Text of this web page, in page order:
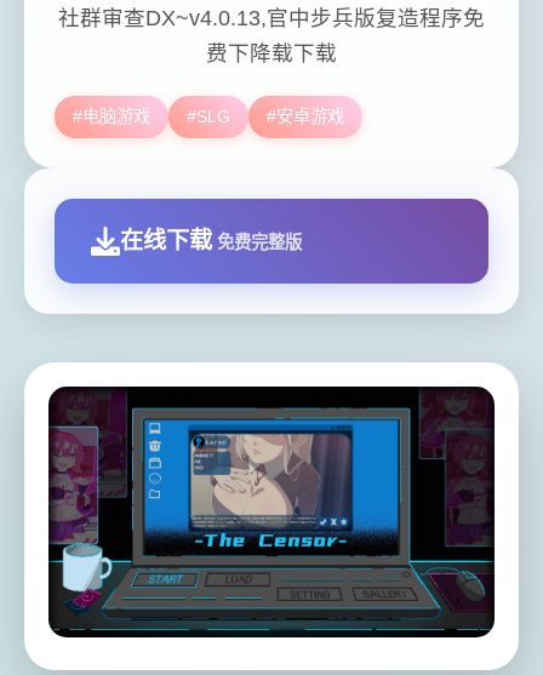
社群审查DX~v4.0.13,官中步兵版复造程序免
费下降载下载
#电脑游戏 #SLG #安卓游戏
在线下载 免费完整版